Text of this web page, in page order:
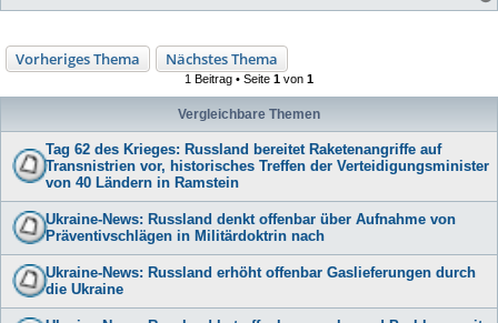
Vorheriges Thema Nächstes Thema
1 Beitrag • Seite 1 von 1
Vergleichbare Themen
Tag 62 des Krieges: Russland bereitet Raketenangriffe auf
Transnistrien vor, historisches Treffen der Verteidigungsminister
von 40 Ländern in Ramstein
Ukraine-News: Russland denkt offenbar über Aufnahme von
Präventivschlägen in Militärdoktrin nach
Ukraine-News: Russland erhöht offenbar Gaslieferungen durch
die Ukraine